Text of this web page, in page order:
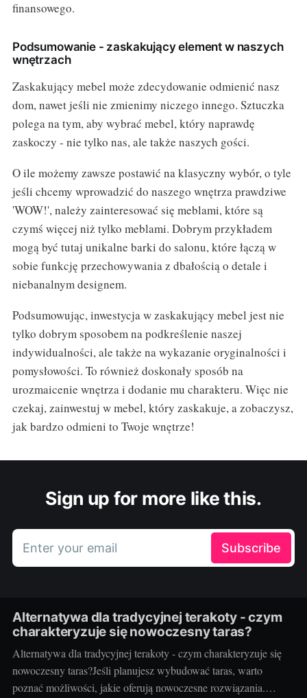
finansowego.
Podsumowanie - zaskakujący element w naszych
wnętrzach
Zaskakujący mebel może zdecydowanie odmienić nasz
dom, nawet jeśli nie zmienimy niczego innego. Sztuczka
polega na tym, aby wybrać mebel, który naprawdę
zaskoczy - nie tylko nas, ale także naszych gości.
O ile możemy zawsze postawić na klasyczny wybór, o tyle
jeśli chcemy wprowadzić do naszego wnętrza prawdziwe
'WOW!', należy zainteresować się meblami, które są
czymś więcej niż tylko meblami. Dobrym przykładem
mogą być tutaj unikalne barki do salonu, które łączą w
sobie funkcję przechowywania z dbałością o detale i
niebanalnym designem.
Podsumowując, inwestycja w zaskakujący mebel jest nie
tylko dobrym sposobem na podkreślenie naszej
indywidualności, ale także na wykazanie oryginalności i
pomysłowości. To również doskonały sposób na
urozmaicenie wnętrza i dodanie mu charakteru. Więc nie
czekaj, zainwestuj w mebel, który zaskakuje, a zobaczysz,
jak bardzo odmieni to Twoje wnętrze!
Sign up for more like this.
Enter your email Subscribe
Alternatywa dla tradycyjnej terakoty - czym
charakteryzuje się nowoczesny taras?
Alternatywa dla tradycyjnej terakoty - czym charakteryzuje się
nowoczesny taras?Jeśli planujesz wybudować taras, warto
poznać możliwości, jakie oferują nowoczesne rozwiązania.